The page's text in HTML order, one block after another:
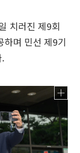
치러진 제9회
하며 민선 제9기